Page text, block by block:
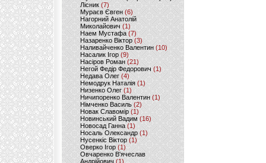
Лісник (7)
Мураєв Євген(6)
Нагорний Анатолій
Миколайович (1)
Наем Мустафа (7)
Назаренко Віктор (3)
Наливайченко Валентин (10)
Насалик Ігор(9)
Насіров Роман (21)
Негой Федір Федорович(1)
Недава Олег(4)
Немодрук Наталія(1)
Низенко Олег (1)
Ничипоренко Валентин (1)
Німченко Василь (2)
Новак Славомір (1)
Новинський Вадим (16)
Новосад Ганна (1)
Носаль Олександр (1)
Нусенкіс Віктор (1)
Оверко Ігор (1)
Овчаренко В'ячеслав
Андрійович(1)